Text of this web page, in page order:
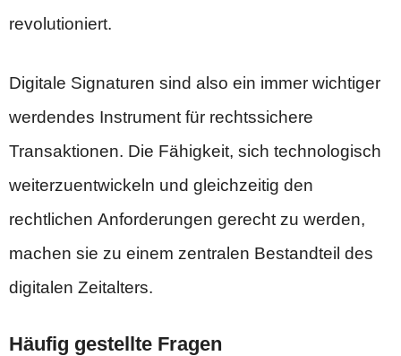
revolutioniert.
Digitale Signaturen sind also ein immer wichtiger
werdendes Instrument für rechtssichere
Transaktionen. Die Fähigkeit, sich technologisch
weiterzuentwickeln und gleichzeitig den
rechtlichen Anforderungen gerecht zu werden,
machen sie zu einem zentralen Bestandteil des
digitalen Zeitalters.
Häufig gestellte Fragen